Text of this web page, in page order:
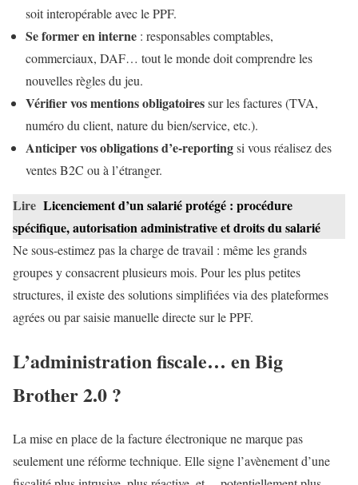
soit interopérable avec le PPF.
Se former en interne : responsables comptables,
commerciaux, DAF… tout le monde doit comprendre les
nouvelles règles du jeu.
Vérifier vos mentions obligatoiressur les factures (TVA,
numéro du client, nature du bien/service, etc.).
Anticiper vos obligations d’e-reportingsi vous réalisez des
ventes B2C ou à l’étranger.
Lire Licenciement d’un salarié protégé : procédure
spécifique, autorisation administrative et droits du salarié
Ne sous-estimez pas la charge de travail : même les grands
groupes y consacrent plusieurs mois. Pour les plus petites
structures, il existe des solutions simplifiées via des plateformes
agrées ou par saisie manuelle directe sur le PPF.
L’administration fiscale… en Big
Brother 2.0 ?
La mise en place de la facture électronique ne marque pas
seulement une réforme technique. Elle signe l’avènement d’une